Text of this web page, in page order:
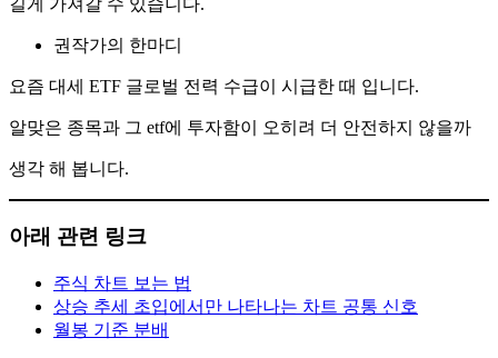
길게 가져갈 수 있습니다.
권작가의 한마디
요즘 대세 ETF 글로벌 전력 수급이 시급한 때 입니다.
알맞은 종목과 그 etf에 투자함이 오히려 더 안전하지 않을까
생각 해 봅니다.
아래 관련 링크
주식 차트 보는 법
상승 추세 초입에서만 나타나는 차트 공통 신호
월봉 기준 분배